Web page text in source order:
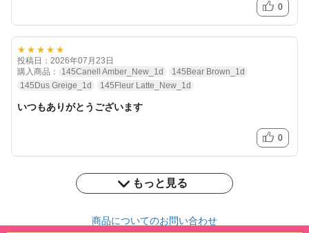
0
★★★★★
投稿日：2026年07月23日
購入商品：
145Canell Amber_New_1d
145Bear Brown_1d
145Dus Greige_1d
145Fleur Latte_New_1d
いつもありがとうございます
0
もっと見る
商品についてのお問い合わせ